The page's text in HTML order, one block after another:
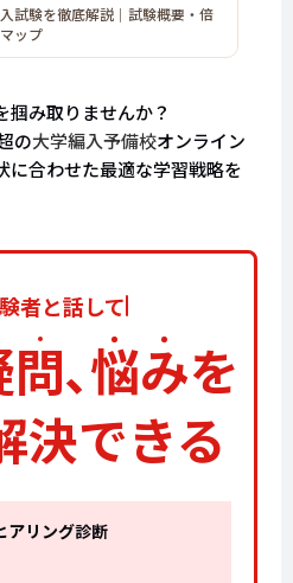
試験を徹底解説｜試験概要・倍
ップ
掴み取りませんか？
の大学編入予備校オンライン
に合わせた最適な学習戦略を
者と話して
問､悩みを
決できる
アリング診断